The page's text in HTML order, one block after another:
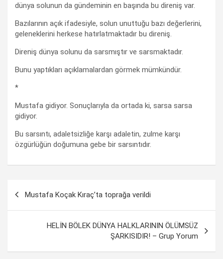
dünya solunun da gündeminin en başında bu direniş var.
Bazılarının açık ifadesiyle, solun unuttuğu bazı değerlerini,
geleneklerini herkese hatırlatmaktadır bu direniş.
Direniş dünya solunu da sarsmıştır ve sarsmaktadır.
Bunu yaptıkları açıklamalardan görmek mümkündür.
*
Mustafa gidiyor. Sonuçlarıyla da ortada ki, sarsa sarsa
gidiyor.
Bu sarsıntı, adaletsizliğe karşı adaletin, zulme karşı
özgürlüğün doğumuna gebe bir sarsıntıdır.
Mustafa Koçak Kıraç’ta toprağa verildi
HELİN BÖLEK DÜNYA HALKLARININ ÖLÜMSÜZ
ŞARKISIDIR! – Grup Yorum